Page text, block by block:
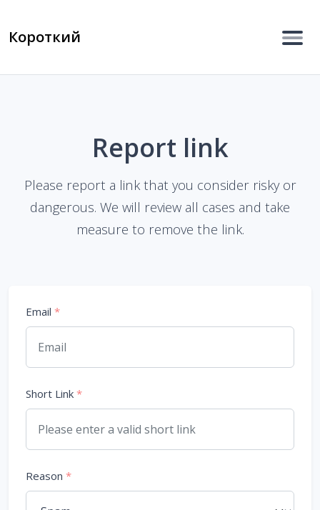
Короткий
Report link
Please report a link that you consider risky or
dangerous. We will review all cases and take
measure to remove the link.
Email *
Short Link *
Reason *